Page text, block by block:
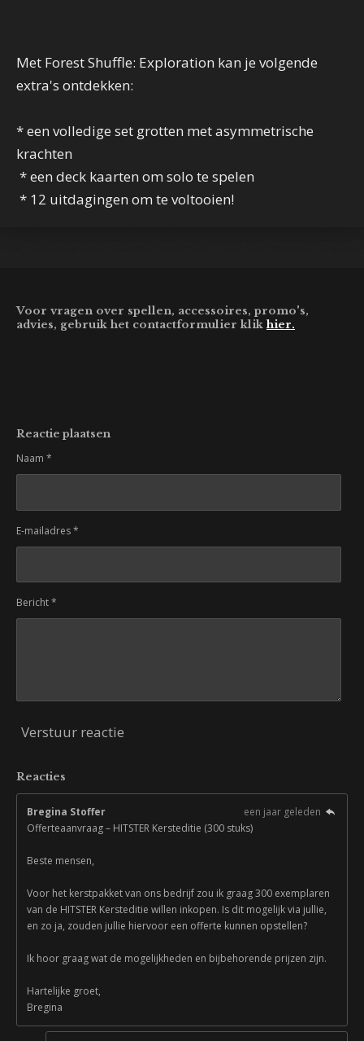
Met Forest Shuffle: Exploration kan je volgende
extra's ontdekken:
* een volledige set grotten met asymmetrische
krachten
* een deck kaarten om solo te spelen
* 12 uitdagingen om te voltooien!
Voor vragen over spellen, accessoires, promo's,
advies, gebruik het contactformulier klikhier.
Reactie plaatsen
Naam *
E-mailadres *
Bericht *
Verstuur reactie
Reacties
Bregina Stoffer
een jaar geleden
Offerteaanvraag – HITSTER Kersteditie (300 stuks)
Beste mensen,
Voor het kerstpakket van ons bedrijf zou ik graag 300 exemplaren
van de HITSTER Kersteditie willen inkopen. Is dit mogelijk via jullie,
en zo ja, zouden jullie hiervoor een offerte kunnen opstellen?
Ik hoor graag wat de mogelijkheden en bijbehorende prijzen zijn.
Hartelijke groet,
Bregina